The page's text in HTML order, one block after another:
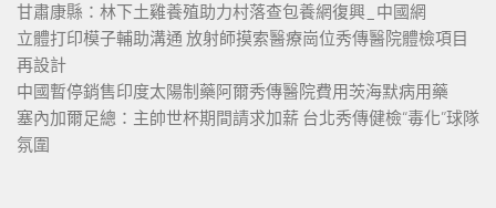
甘肅康縣：林下土雞養殖助力村落查包養網復興_中國網
立體打印模子輔助溝通 放射師摸索醫療崗位秀傳醫院體檢項目
再設計
中國暫停銷售印度太陽制藥阿爾秀傳醫院費用茨海默病用藥
塞內加爾足總：主帥世杯期間請求加薪 台北秀傳健檢“毒化”球隊
氛圍